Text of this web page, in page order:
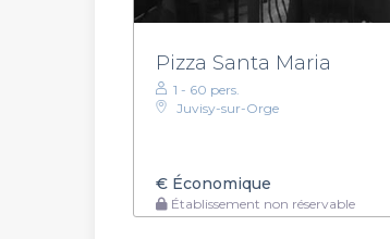
Pizza Santa Maria
1 - 60 pers.
Juvisy-sur-Orge
€ Économique
Établissement non réservable